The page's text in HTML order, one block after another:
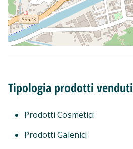
Tipologia prodotti venduti
Prodotti Cosmetici
Prodotti Galenici